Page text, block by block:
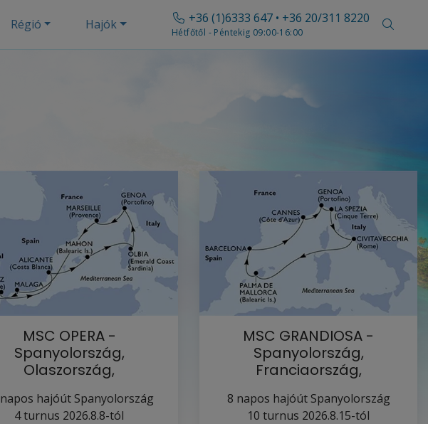
Régió Hajók +36 (1)6333 647 • +36 20/311 8220
Hétfőtől - Péntekig 09:00-16:00
MSC OPERA -
Spanyolország,
Olaszország,
(az…
napos hajóút Spanyolország
4turnus 2026.8.8-tól
MSC GRANDIOSA -
Spanyolország,
Franciaország,
8 napos hajóút Spanyolország
10 turnus 2026.8.15-tól